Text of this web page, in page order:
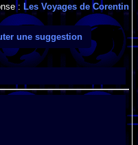
: Les Voyages de Corentin
une suggestion